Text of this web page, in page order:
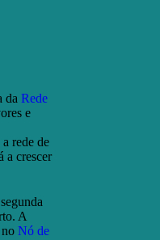
da Rede
e
rede de
a crescer
A
Nó de